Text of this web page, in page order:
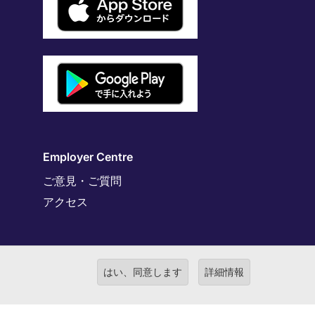
Employer Centre
ご意見・ご質問
アクセス
はい、同意します 詳細情報